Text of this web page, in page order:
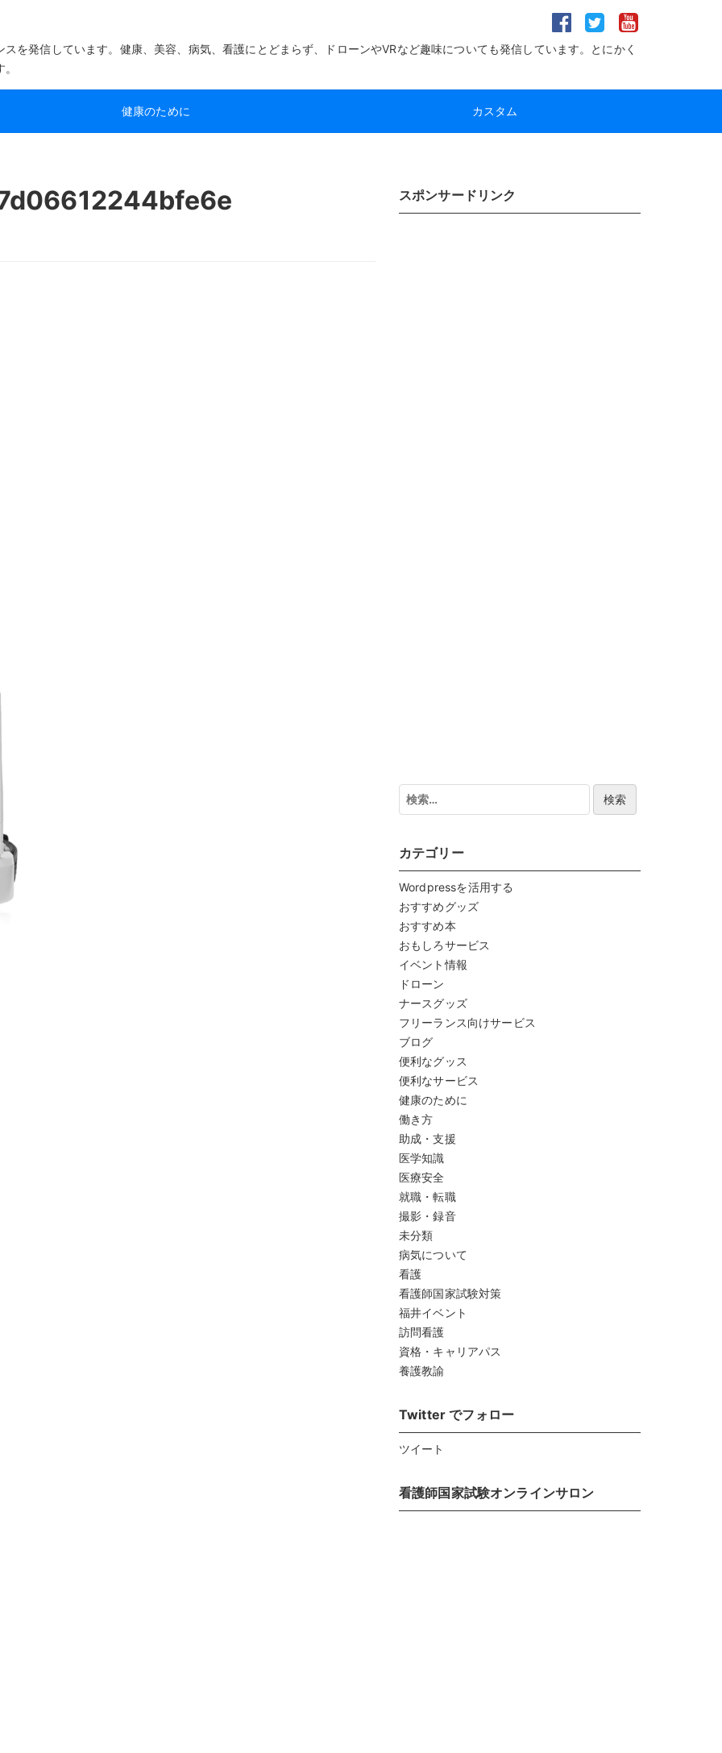
を発信しています。健康、美容、病気、看護にとどまらず、ドローンやVRなど趣味についても発信しています。とにかく
健康のために カスタム
スポンサードリンク
検
索:
カテゴリー
Wordpressを活用する
おすすめグッズ
おすすめ本
おもしろサービス
イベント情報
ドローン
ナースグッズ
フリーランス向けサービス
ブログ
便利なグッス
便利なサービス
健康のために
働き方
助成・支援
医学知識
医療安全
就職・転職
撮影・録音
未分類
病気について
看護
看護師国家試験対策
福井イベント
訪問看護
資格・キャリアパス
養護教諭
Twitter でフォロー
ツイート
看護師国家試験オンラインサロン